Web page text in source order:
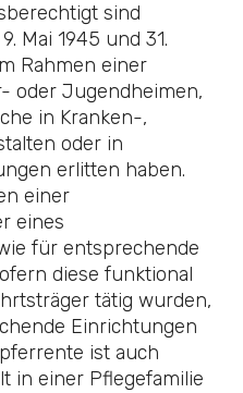
sind
Mai 1945 und 31.
Rahmen einer
oder Jugendheimen,
in Kranken-,
oder in
erlitten haben.
einer
eines
für entsprechende
diese funktional
tätig wurden,
Einrichtungen
ist auch
in einer Pflegefamilie